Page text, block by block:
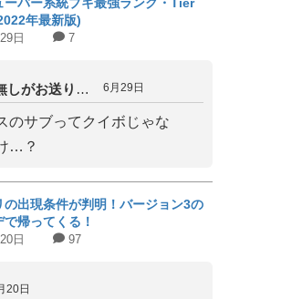
年最新版)
日 7
ここからは名無しがお送りします 6月29日
のサブってクイボじゃな
…？
の出現条件が判明！バージョン3の
で帰ってくる！
日 97
20日